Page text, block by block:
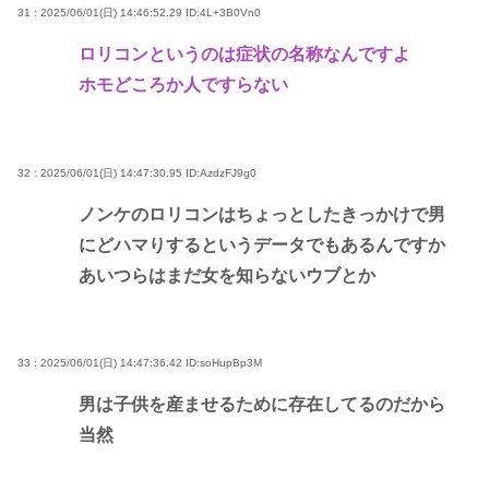
31 : 2025/06/01(日) 14:46:52.29 ID:4L+3B0Vn0
ロリコンというのは症状の名称なんですよ
ホモどころか人ですらない
32 : 2025/06/01(日) 14:47:30.95 ID:AzdzFJ9g0
ノンケのロリコンはちょっとしたきっかけで男
にどハマりするというデータでもあるんですか
あいつらはまだ女を知らないウブとか
33 : 2025/06/01(日) 14:47:36.42 ID:soHupBp3M
男は子供を産ませるために存在してるのだから
当然